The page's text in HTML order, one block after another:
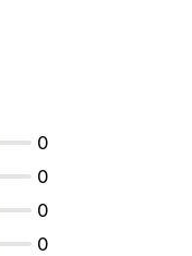
0
0
0
0